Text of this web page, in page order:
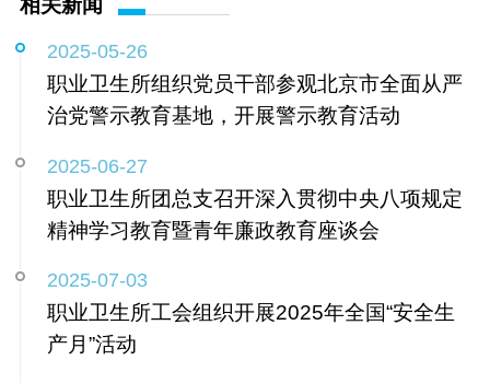
相关新闻
2025-05-26
职业卫生所组织党员干部参观北京市全面从严
治党警示教育基地，开展警示教育活动
2025-06-27
职业卫生所团总支召开深入贯彻中央八项规定
精神学习教育暨青年廉政教育座谈会
2025-07-03
职业卫生所工会组织开展2025年全国“安全生
产月”活动